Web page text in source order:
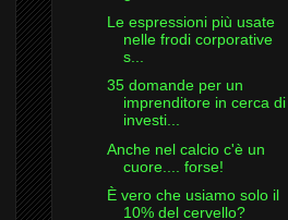
Le espressioni più usate
nelle frodi corporative
s...
35 domande per un
imprenditore in cerca di
investi...
Anche nel calcio c'è un
cuore.... forse!
È vero che usiamo solo il
10% del cervello?